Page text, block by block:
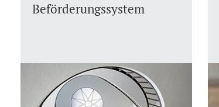
Beförderungssystem